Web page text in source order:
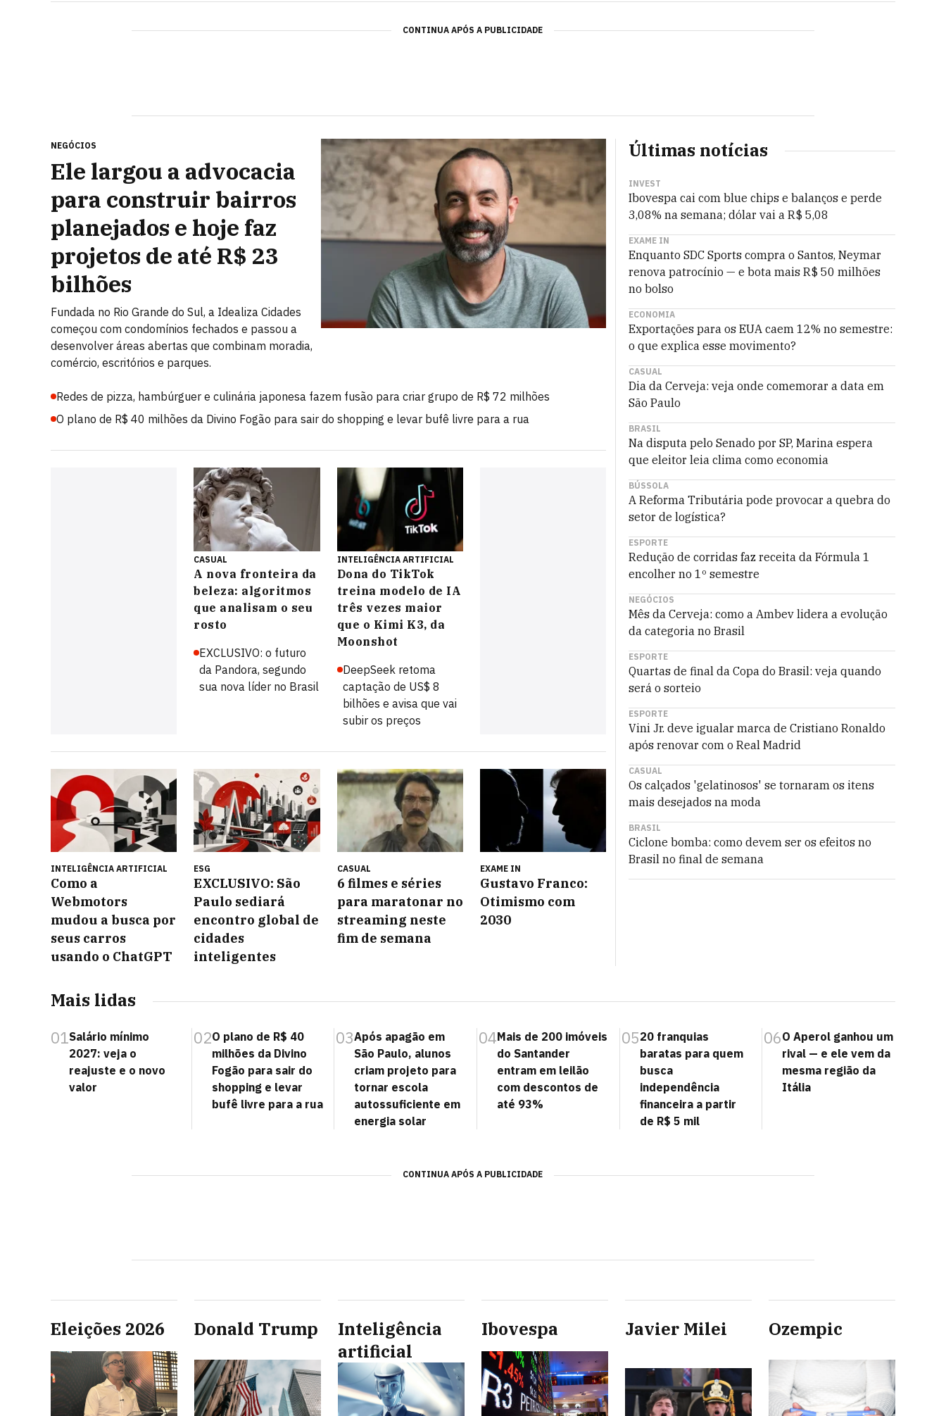
CONTINUA APÓS A PUBLICIDADE
NEGÓCIOS
Ele largou a advocacia
para construir bairros
planejados e hoje faz
projetos de até R$ 23
bilhões
Fundada no Rio Grande do Sul, a Idealiza Cidades
começou com condomínios fechados e passou a
desenvolver áreas abertas que combinam moradia,
comércio, escritórios e parques.
Redes de pizza, hambúrguer e culinária japonesa fazem fusão para criar grupo de R$ 72 milhões
O plano de R$ 40 milhões da Divino Fogão para sair do shopping e levar bufê livre para a rua
CASUAL
A nova fronteira da
beleza: algoritmos
que analisam o seu
rosto
EXCLUSIVO: o futuro
da Pandora, segundo
sua nova líder no Brasil
INTELIGÊNCIA ARTIFICIAL
Dona do TikTok
treina modelo de IA
três vezes maior
que o Kimi K3, da
Moonshot
DeepSeek retoma
captação de US$ 8
bilhões e avisa que vai
subir os preços
INTELIGÊNCIA ARTIFICIAL
Como a
Webmotors
mudou a busca por
seus carros
usando o ChatGPT
ESG
EXCLUSIVO: São
Paulo sediará
encontro global de
cidades
inteligentes
CASUAL
6 filmes e séries
para maratonar no
streaming neste
fim de semana
EXAME IN
Gustavo Franco:
Otimismo com
2030
Últimas notícias
INVEST
Ibovespa cai com blue chips e balanços e perde
3,08% na semana; dólar vai a R$ 5,08
EXAME IN
Enquanto SDC Sports compra o Santos, Neymar
renova patrocínio — e bota mais R$ 50 milhões
no bolso
ECONOMIA
Exportações para os EUA caem 12% no semestre:
o que explica esse movimento?
CASUAL
Dia da Cerveja: veja onde comemorar a data em
São Paulo
BRASIL
Na disputa pelo Senado por SP, Marina espera
que eleitor leia clima como economia
BÚSSOLA
A Reforma Tributária pode provocar a quebra do
setor de logística?
ESPORTE
Redução de corridas faz receita da Fórmula 1
encolher no 1º semestre
NEGÓCIOS
Mês da Cerveja: como a Ambev lidera a evolução
da categoria no Brasil
ESPORTE
Quartas de final da Copa do Brasil: veja quando
será o sorteio
ESPORTE
Vini Jr. deve igualar marca de Cristiano Ronaldo
após renovar com o Real Madrid
CASUAL
Os calçados 'gelatinosos' se tornaram os itens
mais desejados na moda
BRASIL
Ciclone bomba: como devem ser os efeitos no
Brasil no final de semana
Mais lidas
01Salário mínimo
2027: veja o
reajuste e o novo
valor
02O plano de R$ 40
milhões da Divino
Fogão para sair do
shopping e levar
bufê livre para a rua
03Após apagão em
São Paulo, alunos
criam projeto para
tornar escola
autossuficiente em
energia solar
04Mais de 200 imóveis
do Santander
entram em leilão
com descontos de
até 93%
0520 franquias
baratas para quem
busca
independência
financeira a partir
de R$ 5 mil
06O Aperol ganhou um
rival — e ele vem da
mesma região da
Itália
CONTINUA APÓS A PUBLICIDADE
Eleições 2026 Donald Trump
Inteligência
artificial
Ibovespa Javier Milei Ozempic